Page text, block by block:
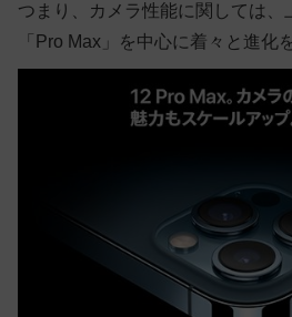
つまり、カメラ性能に関しては、
「Pro Max」を中心に着々と進化